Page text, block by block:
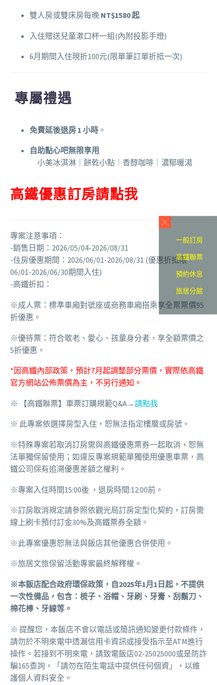
一般訂房
高鐵聯票
預約休息
旅居分館
雙人房或雙床房每晚 NT$1580 起
入住贈送兒童漱口杯一組(內附投影手燈)
6月期間入住現折100元(限單筆訂單折抵一次)
專屬禮遇
免費延後退房 1 小時 。
自助點心吧無限享用
小美冰淇淋｜餅乾小點｜香醇咖啡｜濃郁暖湯
高鐵優惠訂房請點我
專案注意事項：
-銷售日期：2026/05/04-2026/08/31
-住房優惠期間：2026/06/01-2026/08/31 (優惠折抵限
06/01-2026/06/30期間入住)
-高鐵折扣：
※成人票：標準車廂對號座或商務車廂搭乘享全票票價95
折優惠。
※優待票：符合敬老、愛心、孩童身分者，享全額票價之
5折優惠。
*因高鐵內部政策，預計7月起調整部分票價，實際依高鐵
官方網站公佈票價為主，不另行通知。
※ 【高鐵聯票】車票訂購規範Q&A→請點我
※ 此專案依選擇房型入住，恕無法指定樓層或房號。
※特殊專案若取消訂房需與高鐵優惠票券一起取消，恕無
法單獨保留使用；如違反專案規範單獨使用優惠車票，高
鐵公司保有追溯優惠差額之權利。
※專案入住時間15:00後 ，退房時間:12:00前。
※訂房取消規定請參照依觀光局訂房定型化契約，訂房需
線上刷卡預付訂金30%及高鐵票券全額。
※此專案優惠恕無法與飯店其他優惠合併使用。
※旅居文旅保留活動專案最終解釋權。
※本飯店配合政府環保政策，自2025年1月1日起，不提供
一次性備品，包含：梳子、浴帽、牙刷、牙膏、刮鬍刀、
棉花棒、牙線等。
※ 提醒您，本飯店不會以電話或簡訊通知變更付款條件，
請勿於不明來電中透漏信用卡資訊或接受指示至ATM進行
操作。若接到不明來電，請致電飯店02-25025000或是防詐
騙165查詢，「請勿在陌生電話中提供任何個資」，以維
護個人資料安全。